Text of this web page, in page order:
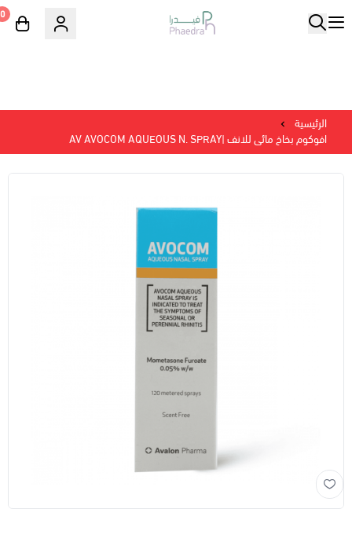
0
الرئيسية
افوكوم بخاخ مائى للانف |AV AVOCOM AQUEOUS N. SPRAY